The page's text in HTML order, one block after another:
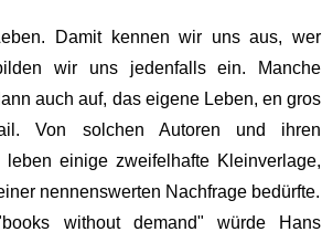
Damit kennen wir uns aus, wer
wir uns jedenfalls ein. Manche
auch auf, das eigene Leben, en gros
Von solchen Autoren und ihren
leben einige zweifelhafte Kleinverlage,
nennenswerten Nachfrage bedürfte.
without demand" würde Hans